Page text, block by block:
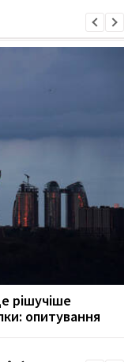
рішучіше
опитування